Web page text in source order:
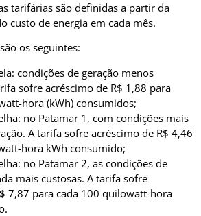
tarifárias são definidas a partir da
custo de energia em cada mês.
os seguintes:
condições de geração menos
sofre acréscimo de R$ 1,88 para
hora (kWh) consumidos;
no Patamar 1, com condições mais
A tarifa sofre acréscimo de R$ 4,46
hora kWh consumido;
no Patamar 2, as condições de
mais custosas. A tarifa sofre
7,87 para cada 100 quilowatt-hora